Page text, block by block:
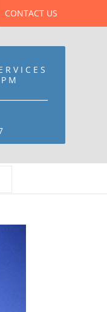
CONTACT US